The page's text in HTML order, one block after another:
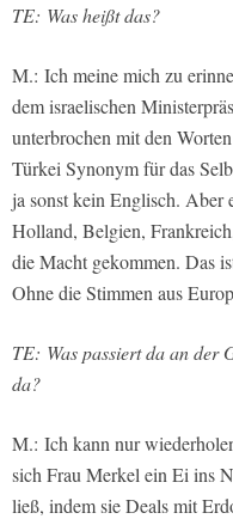
TE: Was heißt das?
M.: Ich meine mich zu
dem israelischen
unterbrochen mit den
Türkei Synonym für das
ja sonst kein Englisch. Aber
Holland, Belgien,
die Macht gekommen. Das
Ohne die Stimmen aus
TE: Was passiert da an der
da?
M.: Ich kann nur
sich Frau Merkel ein Ei ins
ließ, indem sie Deals mit